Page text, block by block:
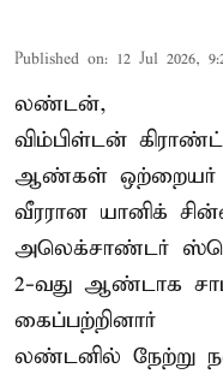
Published on: 12 Jul 2026,
லண்டன்,
விம்பிள்டன்
ஆண்கள் ஒற்றையர்
வீரரான யானிக்
அலெக்சாண்டர்
2-வது ஆண்டாக
கைப்பற்றினார்
லண்டனில் நேற்று